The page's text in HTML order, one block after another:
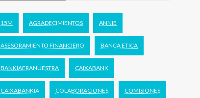
15M AGRADECIMIENTOS ANNIE
ASESORAMIENTO FINANCIERO BANCA ETICA
BANKIAERANUESTRA CAIXABANK
CAIXABANKIA COLABORACIONES COMISIONES